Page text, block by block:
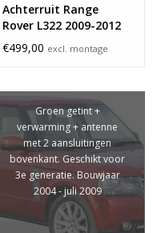
Achterruit Range
Rover L322 2009-2012
€499,00 excl. montage
Groen getint +
verwarming + antenne
met 2 aansluitingen
bovenkant. Geschikt voor
3e generatie. Bouwjaar
2004 - juli 2009